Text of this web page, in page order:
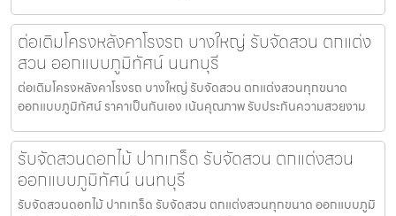
ต่อเติมโครงหลังคาโรงรถ บางใหญ่ รับจัดสวน ตกแต่ง
สวน ออกแบบภูมิทัศน์ นนทบุรี
ต่อเติมโครงหลังคาโรงรถ บางใหญ่ รับจัดสวน ตกแต่งสวนทุกขนาด
ออกแบบภูมิทัศน์ ราคาเป็นกันเอง เน้นคุณภาพ รับประกันความสวยงาม
รับจัดสวนดอกไม้ ปากเกร็ด รับจัดสวน ตกแต่งสวน
ออกแบบภูมิทัศน์ นนทบุรี
รับจัดสวนดอกไม้ ปากเกร็ด รับจัดสวน ตกแต่งสวนทุกขนาด ออกแบบภูมิ